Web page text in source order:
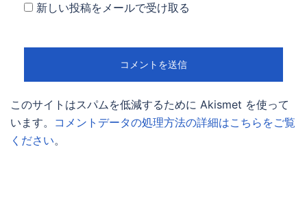
新しい投稿をメールで受け取る
このサイトはスパムを低減するために Akismet を使って
います。 コメントデータの処理方法の詳細はこちらをご覧
ください。